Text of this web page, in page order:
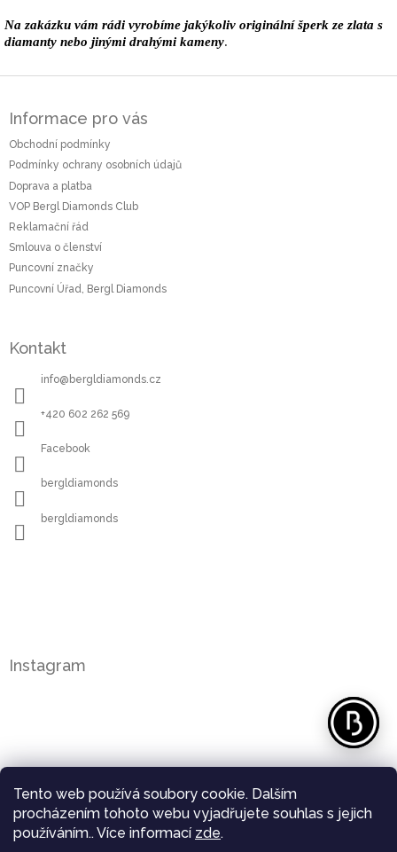
Tento web používá soubory cookie. Dalším
procházením tohoto webu vyjadřujete souhlas s jejich
používáním.. Více informací zde.
Na zakázku vám rádi vyrobíme jakýkoliv originální šperk ze zlata s
diamanty nebo jinými drahými kameny.
Informace pro vás
Obchodní podmínky
Podmínky ochrany osobních údajů
Doprava a platba
VOP Bergl Diamonds Club
Reklamační řád
Smlouva o členství
Puncovní značky
Puncovní Úřad, Bergl Diamonds
Kontakt
info@ bergldiamonds.cz
+420 602 262 569
Facebook
bergldiamonds
bergldiamonds
Instagram